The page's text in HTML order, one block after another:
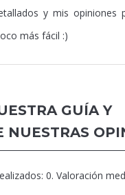
y mis opiniones
más fácil :)
GUÍA Y
NUESTRAS
0. Valoración